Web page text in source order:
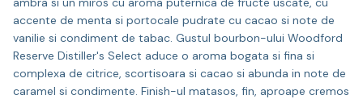
accente de menta si portocale pudrate cu cacao si note de
vanilie si condiment de tabac. Gustul bourbon-ului Woodford
Reserve Distiller's Select aduce o aroma bogata si fina si
complexa de citrice, scortisoara si cacao si abunda in note de
caramel si condimente. Finish-ul matasos, fin, aproape cremos